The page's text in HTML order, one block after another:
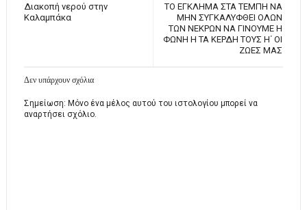
ΤΟ ΕΓΚΛΗΜΑ ΣΤΑ ΤΕΜΠΗ ΝΑ
ΜΗΝ ΣΥΓΚΑΛΥΦΘΕΙ ΟΛΩΝ
ΤΩΝ ΝΕΚΡΩΝ ΝΑ ΓΙΝΟΥΜΕ Η
ΦΩΝΗ Η ΤΑ ΚΕΡΔΗ ΤΟΥΣ Η΄ ΟΙ
ΖΩΕΣ ΜΑΣ
Διακοπή νερού στην
Καλαμπάκα
Δεν υπάρχουν σχόλια
Σημείωση: Μόνο ένα μέλος αυτού του ιστολογίου μπορεί να
αναρτήσει σχόλιο.